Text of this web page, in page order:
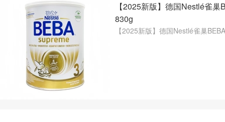
【2025新版】德国Nestlé雀
830g
【2025新版】德国Nestlé雀巢